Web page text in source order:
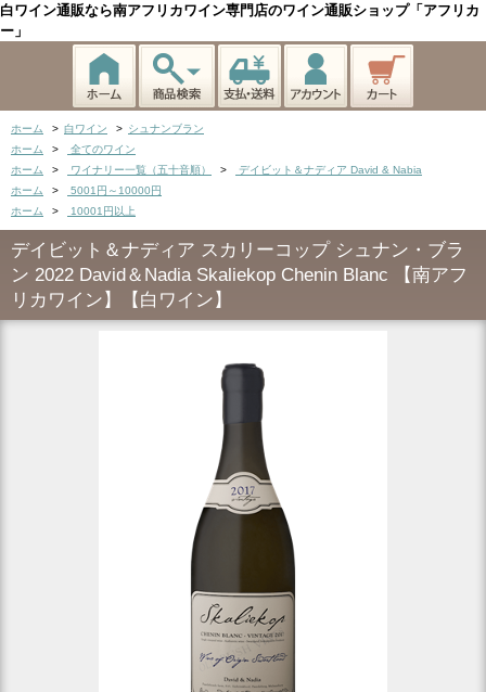
白ワイン通販なら南アフリカワイン専門店のワイン通販ショップ「アフリカ
ー」
ホーム > 白ワイン > シュナンブラン
ホーム
>
全てのワイン
ホーム
> ワイナリー一覧（五十音順） >
デイビット＆ナディア David & Nabia
ホーム
>
5001円～10000円
ホーム
> 10001円以上
デイビット＆ナディア スカリーコップ シュナン・ブラ
ン 2022 David＆Nadia Skaliekop Chenin Blanc 【南アフ
リカワイン】【白ワイン】